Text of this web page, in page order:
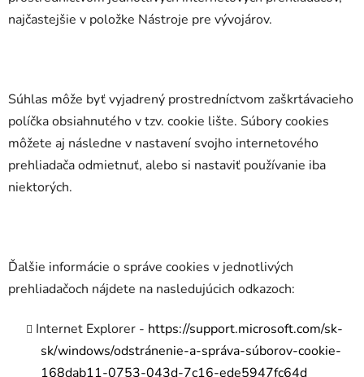
najčastejšie v položke Nástroje pre vývojárov.
Súhlas môže byť vyjadrený prostredníctvom zaškrtávacieho
políčka obsiahnutého v tzv. cookie lište. Súbory cookies
môžete aj následne v nastavení svojho internetového
prehliadača odmietnuť, alebo si nastaviť používanie iba
niektorých.
Ďalšie informácie o správe cookies v jednotlivých
prehliadačoch nájdete na nasledujúcich odkazoch:
Internet Explorer - https://support.microsoft.com/sk-
sk/windows/odstránenie-a-správa-súborov-cookie-
168dab11-0753-043d-7c16-ede5947fc64d